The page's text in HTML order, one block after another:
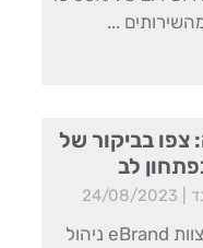
בביקור של
לאחרונה השתתף צוות eBrand ניהול